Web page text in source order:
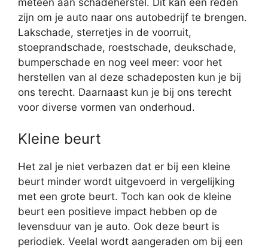
meteen aan schadeherstel. Dit kan een reden
zijn om je auto naar ons autobedrijf te brengen.
Lakschade, sterretjes in de voorruit,
stoeprandschade, roestschade, deukschade,
bumperschade en nog veel meer: voor het
herstellen van al deze schadeposten kun je bij
ons terecht. Daarnaast kun je bij ons terecht
voor diverse vormen van onderhoud.
Kleine beurt
Het zal je niet verbazen dat er bij een kleine
beurt minder wordt uitgevoerd in vergelijking
met een grote beurt. Toch kan ook de kleine
beurt een positieve impact hebben op de
levensduur van je auto. Ook deze beurt is
periodiek. Veelal wordt aangeraden om bij een